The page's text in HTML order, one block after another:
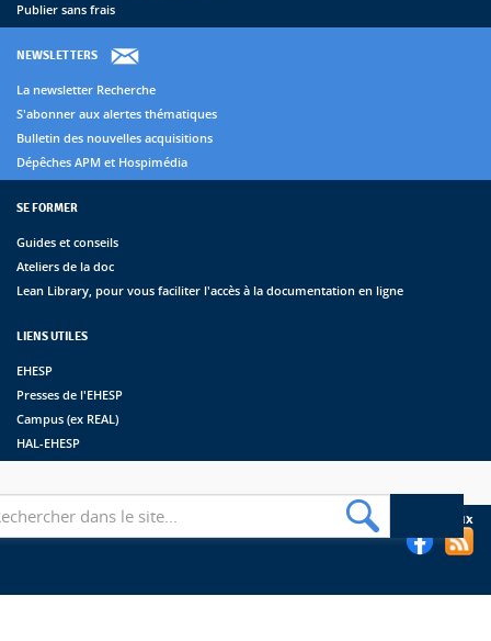
Publier sans frais
NEWSLETTERS
La newsletter Recherche
S'abonner aux alertes thématiques
Bulletin des nouvelles acquisitions
Dépêches APM et Hospimédia
SE FORMER
Guides et conseils
Ateliers de la doc
Lean Library, pour vous faciliter l'accès à la documentation en ligne
LIENS UTILES
EHESP
Presses de l'EHESP
Campus (ex REAL)
HAL-EHESP
Suivez les bibliothèques de l'EHESP sur les réseaux sociaux